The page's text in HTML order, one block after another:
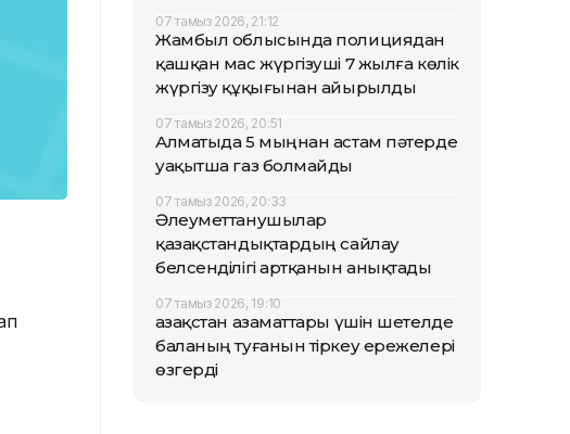
07 тамыз 2026, 21:12
Жамбыл облысында полициядан
қашқан мас жүргізуші 7 жылға көлік
жүргізу құқығынан айырылды
07 тамыз 2026, 20:51
Алматыда 5 мыңнан астам пәтерде
уақытша газ болмайды
07 тамыз 2026, 20:33
Әлеуметтанушылар
қазақстандықтардың сайлау
белсенділігі артқанын анықтады
07 тамыз 2026, 19:10
Қазақстан азаматтары үшін шетелде
баланың туғанын тіркеу ережелері
өзгерді